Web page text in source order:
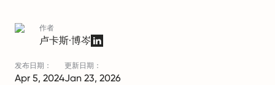
作者
卢卡斯·博岑
发布日期：
Apr 5, 2024
更新日期：
Jan 23, 2026